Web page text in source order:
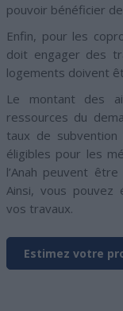
pouvoir bénéficier
Enfin, pour les
doit engager des
logements doivent
Le montant des
ressources du
taux de
éligibles pour les
l’Anah peuvent
Ainsi, vous pouvez
vos travaux.
Estimez votre